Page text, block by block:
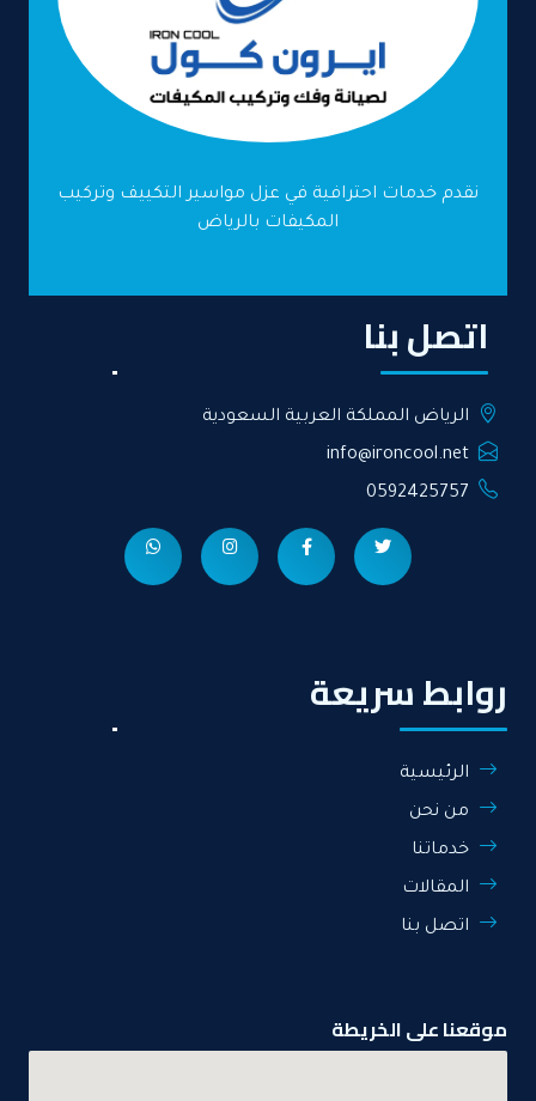
نقدم خدمات احترافية في عزل مواسير التكييف وتركيب
المكيفات بالرياض
اتصل بنا
الرياض المملكة العربية السعودية
info@ironcool.net
0592425757
روابط سريعة
الرئيسية
من نحن
خدماتنا
المقالات
اتصل بنا
موقعنا على الخريطة